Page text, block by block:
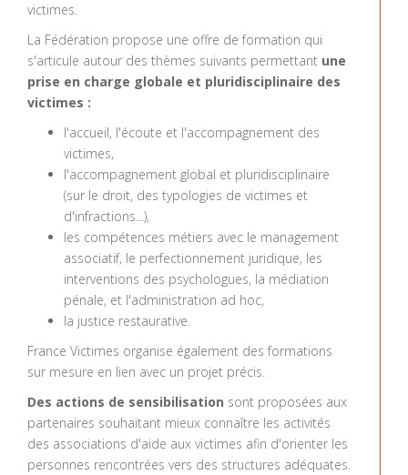
victimes.
La Fédération propose une offre de formation qui
s'articule autour des thèmes suivants permettant une
prise en charge globale et pluridisciplinaire des
victimes :
l'accueil, l'écoute et l'accompagnement des
victimes,
l'accompagnement global et pluridisciplinaire
(sur le droit, des typologies de victimes et
d'infractions...),
les compétences métiers avec le management
associatif, le perfectionnement juridique, les
interventions des psychologues, la médiation
pénale, et l'administration ad hoc,
la justice restaurative.
France Victimes organise également des formations
sur mesure en lien avec un projet précis.
Des actions de sensibilisation sont proposées aux
partenaires souhaitant mieux connaître les activités
des associations d'aide aux victimes afin d'orienter les
personnes rencontrées vers des structures adéquates.